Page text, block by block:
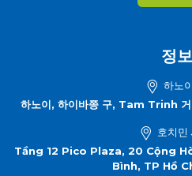
정보
하노이
하노이, 하이바쯩 구, Tam Trinh
호치민
Tầng 12 Pico Plaza, 20 Cộng
Bình, TP Hồ